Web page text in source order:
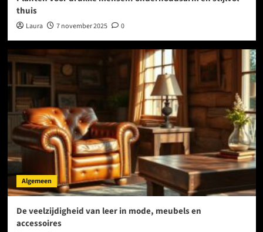
thuis
Laura 7 november 2025 0
Algemeen
De veelzijdigheid van leer in mode, meubels en
accessoires